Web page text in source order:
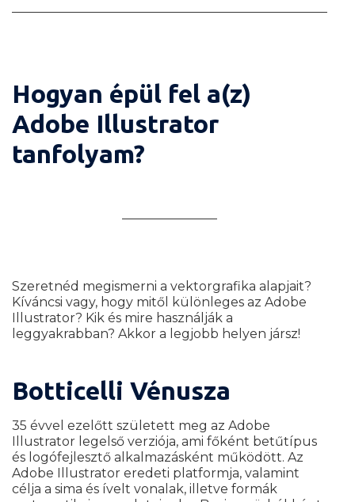
Hogyan épül fel a kurzus?
Oktató
Mi szükséges a kurzus elkezdéséhez?
Hogyan épül fel a(z)
Adobe Illustrator
tanfolyam?
Szeretnéd megismerni a vektorgrafika alapjait?
Kíváncsi vagy, hogy mitől különleges az Adobe
Illustrator? Kik és mire használják a
leggyakrabban? Akkor a legjobb helyen jársz!
Botticelli Vénusza
35 évvel ezelőtt született meg az Adobe
Illustrator legelső verziója, ami főként betűtípus
és logófejlesztő alkalmazásként működött. Az
Adobe Illustrator eredeti platformja, valamint
célja a sima és ívelt vonalak, illetve formák